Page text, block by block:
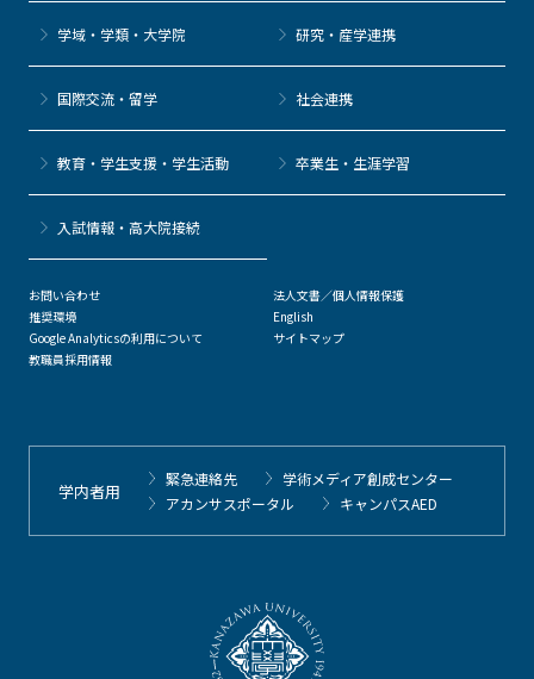
学域・学類・大学院 研究・産学連携
国際交流・留学 社会連携
教育・学生支援・学生活動 卒業生・生涯学習
⼊試情報・高大院接続
お問い合わせ
推奨環境
Google Analyticsの利用について
教職員採用情報
法人文書／個人情報保護
English
サイトマップ
学内者用
緊急連絡先
学術メディア創成センター
アカンサスポータル
キャンパスAED